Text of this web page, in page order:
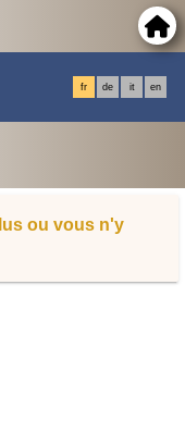
fr de it en
ou vous n'y